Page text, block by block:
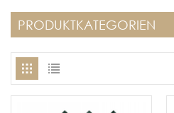
PRODUKTKATEGORIEN